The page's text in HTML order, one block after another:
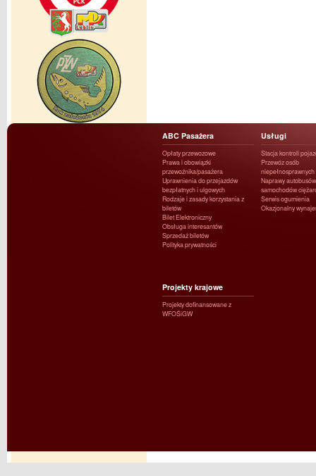
ABC Pasażera
Opłaty przewozowe
Prawa i obowiązki
przewoźnika/pasażera
Uprawnienia do przejazdów
bezpłatnych i ulgowych
Rodzaje i zasady korzystania z
biletów
Bilet Elektroniczny
Obsługa interesantów
Sprzedaż biletów
Polityka prywatności
Usługi
Stacja kontroli
Przewóz osób
niepełnosprawnych
Naprawy
samochodów
Serwis ogumienia
Okazjonalny
Projekty krajowe
Projekty dofinansowane z
WFOŚiGW